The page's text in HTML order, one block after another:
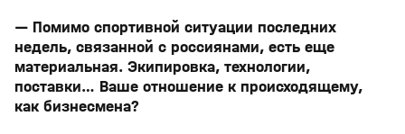
— Помимо спортивной ситуации последних
недель, связанной с россиянами, есть еще
материальная. Экипировка, технологии,
поставки… Ваше отношение к происходящему,
как бизнесмена?